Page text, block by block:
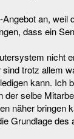
an,
dass ein
nicht
trotz allem
kann. Ich
selbe
näher bringen
Grundlage des